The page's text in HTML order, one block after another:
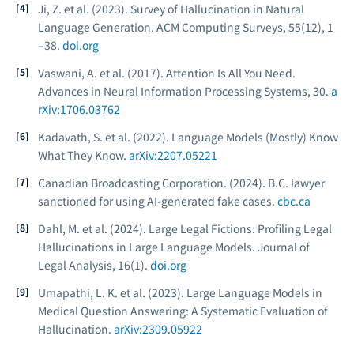
Ji, Z. et al. (2023). Survey of Hallucination in Natural
Language Generation. ACM Computing Surveys, 55(12), 1
–38. doi.org
Vaswani, A. et al. (2017). Attention Is All You Need.
Advances in Neural Information Processing Systems, 30. a
rXiv:1706.03762
Kadavath, S. et al. (2022). Language Models (Mostly) Know
What They Know. arXiv:2207.05221
Canadian Broadcasting Corporation. (2024). B.C. lawyer
sanctioned for using AI-generated fake cases. cbc.ca
Dahl, M. et al. (2024). Large Legal Fictions: Profiling Legal
Hallucinations in Large Language Models. Journal of
Legal Analysis, 16(1). doi.org
Umapathi, L. K. et al. (2023). Large Language Models in
Medical Question Answering: A Systematic Evaluation of
Hallucination. arXiv:2309.05922